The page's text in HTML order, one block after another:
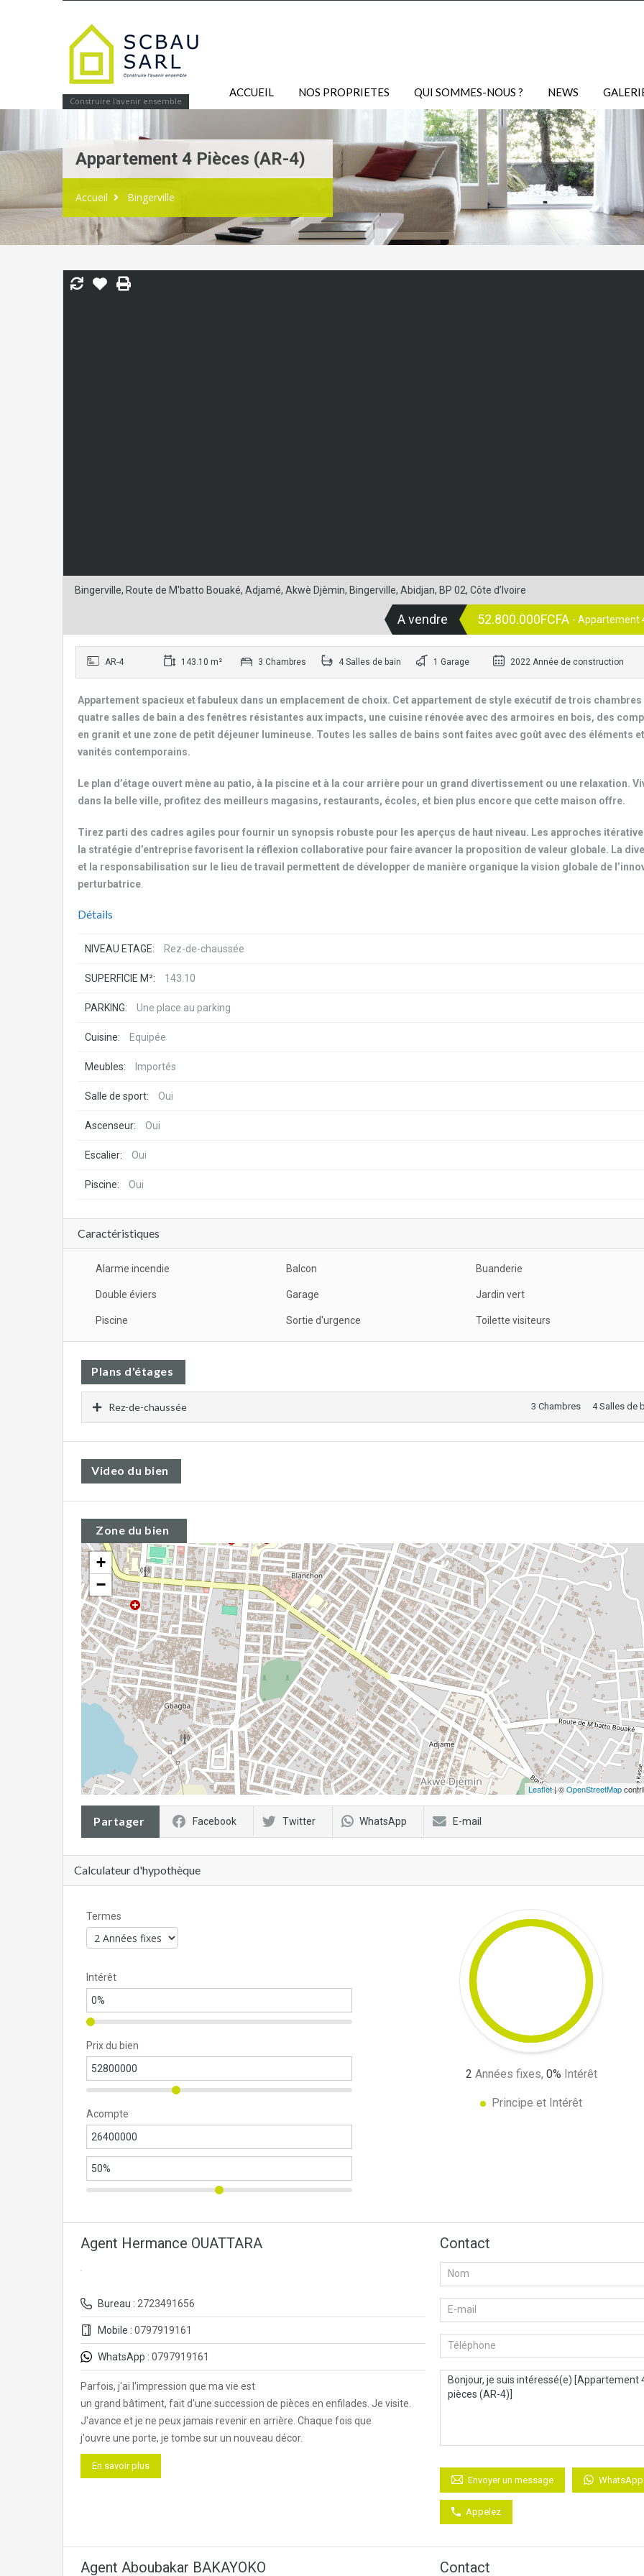
Construire l'avenir ensemble
ACCUEIL NOS PROPRIETES QUI SOMMES-NOUS ? NEWS
Appartement 4 Pièces (AR-4)
Accueil Bingerville
Bingerville, Route de M'batto Bouaké, Adjamé, Akwè Djèmin, Bingerville, Abidjan, BP 02, Côte d’Ivoire
A vendre 52.800.000FCFA - Appartement
AR-4 143.10 m² 3 Chambres 4 Salles de bain 1 Garage 2022 Année de construction
Appartement spacieux et fabuleux dans un emplacement de choix. Cet appartement de style exécutif de trois chambres
quatre salles de bain a des fenêtres résistantes aux impacts, une cuisine rénovée avec des armoires en bois, des
en granit et une zone de petit déjeuner lumineuse. Toutes les salles de bains sont faites avec goût avec des éléments
vanités contemporains.
Le plan d’étage ouvert mène au patio, à la piscine et à la cour arrière pour un grand divertissement ou une relaxation.
dans la belle ville, profitez des meilleurs magasins, restaurants, écoles, et bien plus encore que cette maison offre.
Tirez parti des cadres agiles pour fournir un synopsis robuste pour les aperçus de haut niveau. Les approches
la stratégie d’entreprise favorisent la réflexion collaborative pour faire avancer la proposition de valeur globale. La
et la responsabilisation sur le lieu de travail permettent de développer de manière organique la vision globale de
perturbatrice.
Détails
NIVEAU ETAGE: Rez-de-chaussée
SUPERFICIE M²: 143.10
PARKING: Une place au parking
Cuisine: Equipée
Meubles: Importés
Salle de sport: Oui
Ascenseur: Oui
Escalier: Oui
Piscine: Oui
Caractéristiques
Alarme incendie Balcon Buanderie
Double éviers Garage Jardin vert
Piscine Sortie d'urgence Toilette visiteurs
Plans d'étages
Rez-de-chaussée 3 Chambres 4 Salles de
Video du bien
Zone du bien
+
−
Leaflet| ©OpenStreetMap
Partager Facebook Twitter WhatsApp E-mail
Calculateur d'hypothèque
Termes
Intérêt
Prix du bien
Acompte
2 Années fixes, 0% Intérêt
Principe et Intérêt
Agent Hermance OUATTARA
Bureau : 2723491656
Mobile : 0797919161
WhatsApp : 0797919161
Parfois, j'ai l'impression que ma vie est
un grand bâtiment, fait d'une succession de pièces en enfilades. Je visite.
J'avance et je ne peux jamais revenir en arrière. Chaque fois que
j'ouvre une porte, je tombe sur un nouveau décor.
En savoir plus
Contact
Envoyer un message WhatsApp
Appelez
Agent Aboubakar BAKAYOKO Contact